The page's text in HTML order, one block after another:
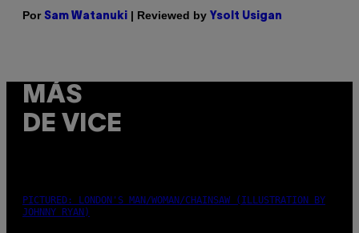
Por Sam Watanuki | Reviewed by Ysolt Usigan
MÁS
DE VICE
PICTURED: LONDON'S MAN/WOMAN/CHAINSAW (ILLUSTRATION BY
JOHNNY RYAN)